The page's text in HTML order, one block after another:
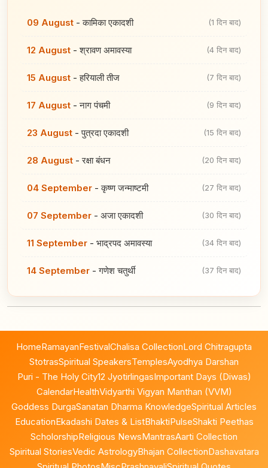
09 August -कामिका एकादशी (1 दिन बाद)
12 August -श्रावण अमावस्या (4 दिन बाद)
15 August -हरियाली तीज (7 दिन बाद)
17 August -नाग पंचमी (9 दिन बाद)
23 August -पुत्रदा एकादशी (15 दिन बाद)
28 August -रक्षा बंधन (20 दिन बाद)
04 September -कृष्ण जन्माष्टमी (27 दिन बाद)
07 September - अजा एकादशी (30 दिन बाद)
11 September - भाद्रपद अमावस्या (34 दिन बाद)
14 September -गणेश चतुर्थी (37 दिन बाद)
HomeRamayanFestivalChalisa CollectionLord Chitragupta
StotrasSpiritual SpeakersTemplesAyodhya Darshan
Puri - The Holy City12 JyotirlingasImportant Days (Diwas)
CalendarHealthVidyarthi Vigyan Manthan (VVM)
Goddess DurgaSanatan Dharma KnowledgeSpiritual Articles
EducationEkadashi Dates & ListBhaktiPulseShakti Peethas
ScholorshipReligious NewsMantrasAarti Collection
Spiritual StoriesVedic AstrologyBhajan CollectionDashavatara